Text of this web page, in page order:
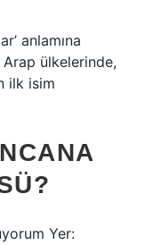
anlamına
ülkelerinde,
ilk isim
Yer: